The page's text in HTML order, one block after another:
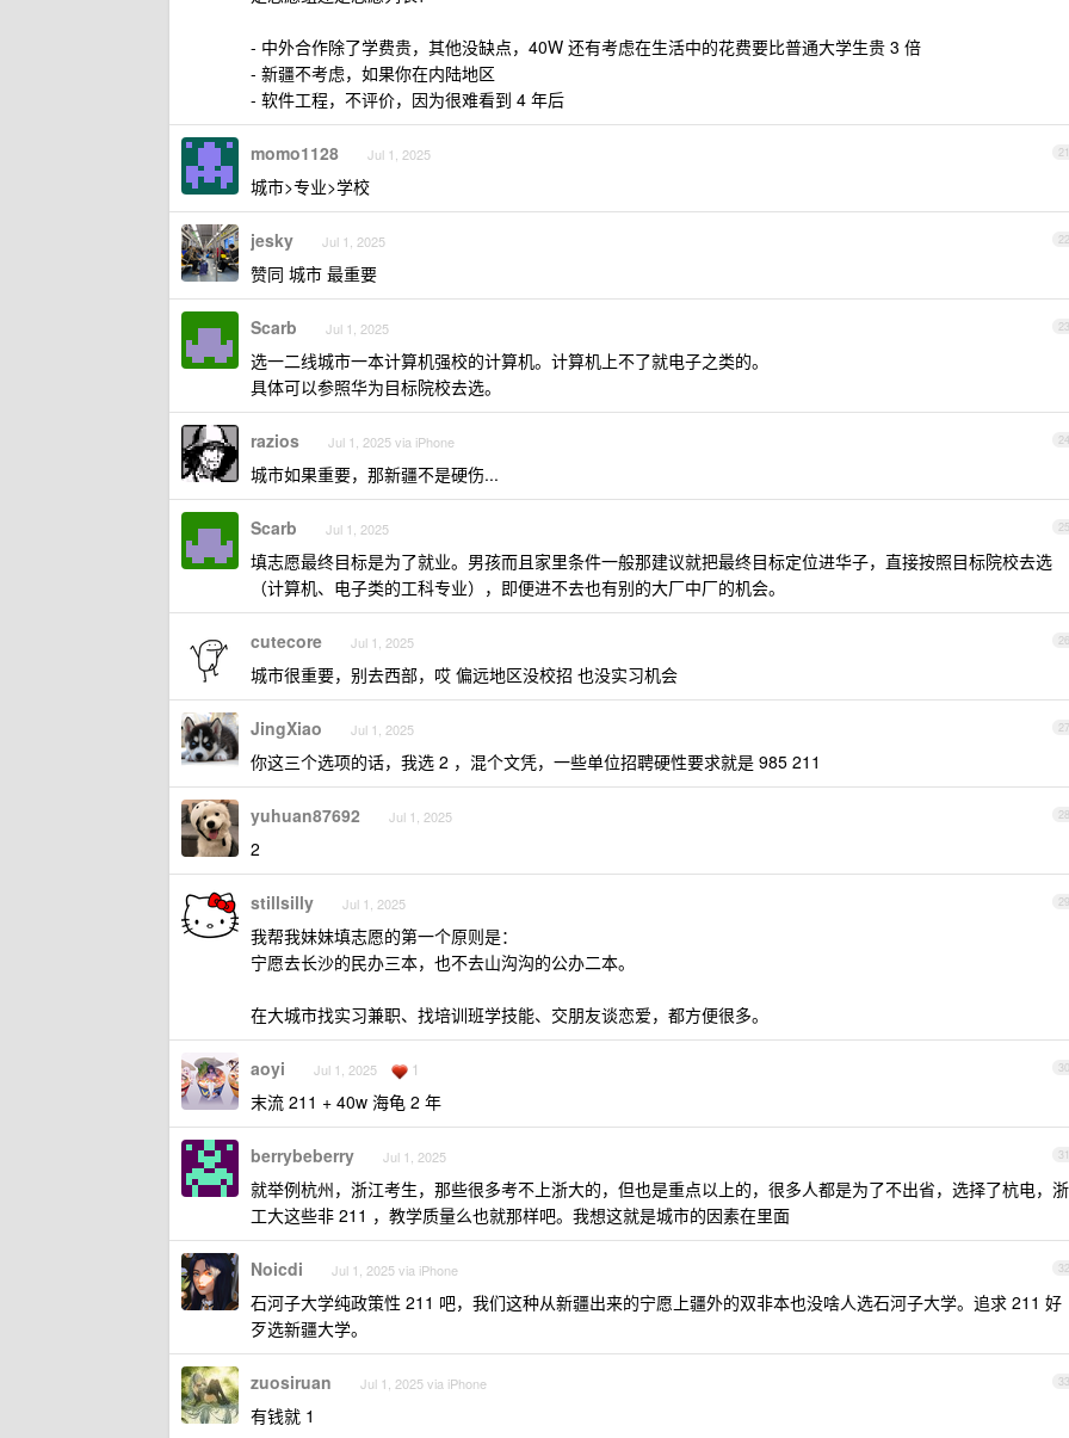
- 中外合作除了学费贵，其他没缺点，40W 还有考虑在生活中的花费要比普通大学生贵 3 倍
- 新疆不考虑，如果你在内陆地区
- 软件工程，不评价，因为很难看到 4 年后
21
momo1128 Jul 1, 2025
城市>专业>学校
22
jesky Jul 1, 2025
赞同 城市 最重要
23
Scarb Jul 1, 2025
选一二线城市一本计算机强校的计算机。计算机上不了就电子之类的。
具体可以参照华为目标院校去选。
24
razios Jul 1, 2025 via iPhone
城市如果重要，那新疆不是硬伤...
25
Scarb Jul 1, 2025
填志愿最终目标是为了就业。男孩而且家里条件一般那建议就把最终目标定位进华子，直接按照目标院校去选
（计算机、电子类的工科专业），即便进不去也有别的大厂中厂的机会。
26
cutecore Jul 1, 2025
城市很重要，别去西部，哎 偏远地区没校招 也没实习机会
27
JingXiao Jul 1, 2025
你这三个选项的话，我选 2 ，混个文凭，一些单位招聘硬性要求就是 985 211
28
yuhuan87692 Jul 1, 2025
2
29
stillsilly Jul 1, 2025
我帮我妹妹填志愿的第一个原则是：
宁愿去长沙的民办三本，也不去山沟沟的公办二本。
在大城市找实习兼职、找培训班学技能、交朋友谈恋爱，都方便很多。
30
aoyi Jul 1, 2025 1
末流 211 + 40w 海龟 2 年
31
berrybeberry Jul 1, 2025
就举例杭州，浙江考生，那些很多考不上浙大的，但也是重点以上的，很多人都是为了不出省，选择了杭电，浙
工大这些非 211 ，教学质量么也就那样吧。我想这就是城市的因素在里面
32
Noicdi Jul 1, 2025 via iPhone
石河子大学纯政策性 211 吧，我们这种从新疆出来的宁愿上疆外的双非本也没啥人选石河子大学。追求 211 好
歹选新疆大学。
33
zuosiruan Jul 1, 2025 via iPhone
有钱就 1